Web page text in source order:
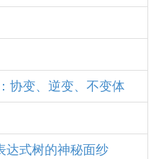
协变、逆变、不变体
达式树的神秘面纱